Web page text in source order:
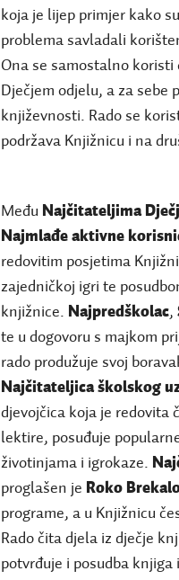
koja je lijep primjer kako
problema savladali
Ona se samostalno
Dječjem odjelu, a za sebe
književnosti. Rado se
podržava Knjižnicu i na
Među Najčitateljima
Najmlađe aktivne
redovitim posjetima
zajedničkoj igri te
knjižnice. Najpredškolac,
te u dogovoru s majkom
rado produžuje svoj
Najčitateljica školskog
djevojčica koja je redovita
lektire, posuđuje
životinjama i igrokaze.
proglašen je Roko
programe, a u Knjižnicu
Rado čita djela iz dječje
potvrđuje i posudba